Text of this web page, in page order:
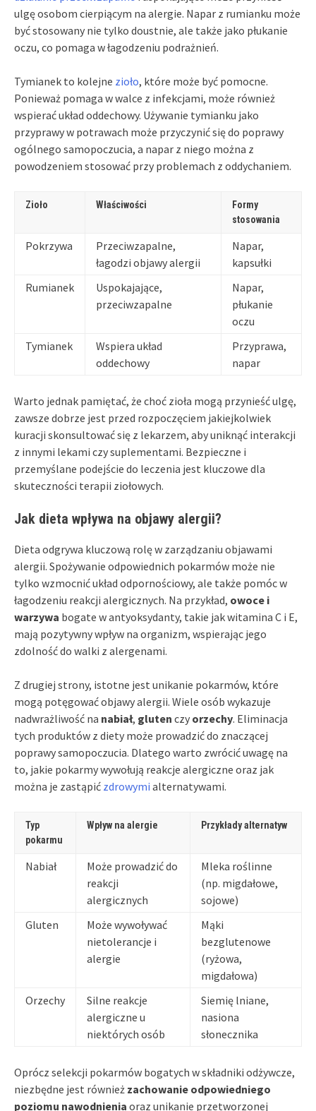
ulgę osobom cierpiącym na alergie. Napar z rumianku może
być stosowany nie tylko doustnie, ale także jako płukanie
oczu, co pomaga w łagodzeniu podrażnień.
Tymianek to kolejne zioło, które może być pomocne.
Ponieważ pomaga w walce z infekcjami, może również
wspierać układ oddechowy. Używanie tymianku jako
przyprawy w potrawach może przyczynić się do poprawy
ogólnego samopoczucia, a napar z niego można z
powodzeniem stosować przy problemach z oddychaniem.
Zioło Właściwości
Formy
stosowania
Pokrzywa
Przeciwzapalne,
łagodzi objawy alergii
Napar,
kapsułki
Rumianek
Uspokajające,
przeciwzapalne
Napar,
płukanie
oczu
Tymianek
Wspiera układ
oddechowy
Przyprawa,
napar
Warto jednak pamiętać, że choć zioła mogą przynieść ulgę,
zawsze dobrze jest przed rozpoczęciem jakiejkolwiek
kuracji skonsultować się z lekarzem, aby uniknąć interakcji
z innymi lekami czy suplementami. Bezpieczne i
przemyślane podejście do leczenia jest kluczowe dla
skuteczności terapii ziołowych.
Jak dieta wpływa na objawy alergii?
Dieta odgrywa kluczową rolę w zarządzaniu objawami
alergii. Spożywanie odpowiednich pokarmów może nie
tylko wzmocnić układ odpornościowy, ale także pomóc w
łagodzeniu reakcji alergicznych. Na przykład, owoce i
warzywa bogate w antyoksydanty, takie jak witamina C i E,
mają pozytywny wpływ na organizm, wspierając jego
zdolność do walki z alergenami.
Z drugiej strony, istotne jest unikanie pokarmów, które
mogą potęgować objawy alergii. Wiele osób wykazuje
nadwrażliwość na nabiał, gluten czy orzechy. Eliminacja
tych produktów z diety może prowadzić do znaczącej
poprawy samopoczucia. Dlatego warto zwrócić uwagę na
to, jakie pokarmy wywołują reakcje alergiczne oraz jak
można je zastąpić zdrowymi alternatywami.
Typ
pokarmu
Wpływ na alergie Przykłady alternatyw
Nabiał
Może prowadzić do
reakcji
alergicznych
Mleka roślinne
(np. migdałowe,
sojowe)
Gluten
Może wywoływać
nietolerancje i
alergie
Mąki
bezglutenowe
(ryżowa,
migdałowa)
Orzechy
Silne reakcje
alergiczne u
niektórych osób
Siemię lniane,
nasiona
słonecznika
Oprócz selekcji pokarmów bogatych w składniki odżywcze,
niezbędne jest również zachowanie odpowiedniego
poziomu nawodnienia oraz unikanie przetworzonej